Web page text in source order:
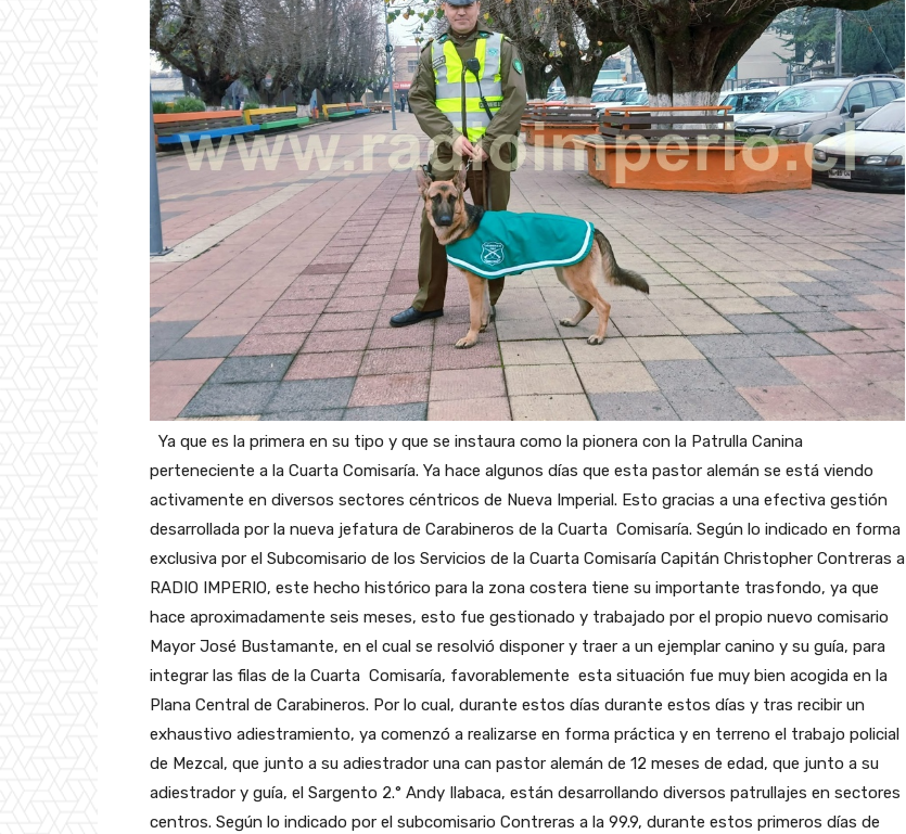
Ya que es la primera en su tipo y que se instaura como la pionera con la Patrulla Canina
perteneciente a la Cuarta Comisaría. Ya hace algunos días que esta pastor alemán se está viendo
activamente en diversos sectores céntricos de Nueva Imperial. Esto gracias a una efectiva gestión
desarrollada por la nueva jefatura de Carabineros de la Cuarta Comisaría. Según lo indicado en forma
exclusiva por el Subcomisario de los Servicios de la Cuarta Comisaría Capitán Christopher Contreras a
RADIO IMPERIO, este hecho histórico para la zona costera tiene su importante trasfondo, ya que
hace aproximadamente seis meses, esto fue gestionado y trabajado por el propio nuevo comisario
Mayor José Bustamante, en el cual se resolvió disponer y traer a un ejemplar canino y su guía, para
integrar las filas de la Cuarta Comisaría, favorablemente esta situación fue muy bien acogida en la
Plana Central de Carabineros. Por lo cual, durante estos días durante estos días y tras recibir un
exhaustivo adiestramiento, ya comenzó a realizarse en forma práctica y en terreno el trabajo policial
de Mezcal, que junto a su adiestrador una can pastor alemán de 12 meses de edad, que junto a su
adiestrador y guía, el Sargento 2.° Andy Ilabaca, están desarrollando diversos patrullajes en sectores
centros. Según lo indicado por el subcomisario Contreras a la 99.9, durante estos primeros días de